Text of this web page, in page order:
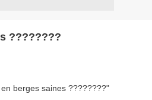
????????